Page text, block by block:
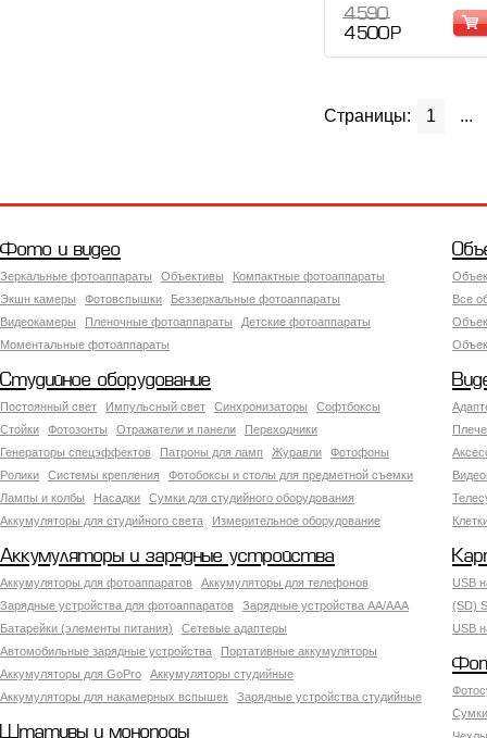
4 590
4 500 Р
Страницы: 1 ...
Фото и видео
Зеркальные фотоаппараты Объективы
Компактные фотоаппараты
Экшн камеры
Фотовспышки
Беззеркальные фотоаппараты
Видеокамеры
Пленочные фотоаппараты
Детские фотоаппараты
Моментальные фотоаппараты
Все
Студийное оборудование
Постоянный свет Импульсный свет Синхронизаторы
Софтбоксы
Стойки
Фотозонты Отражатели и панели
Переходники
Генераторы спецэффектов
Патроны для ламп Журавли
Фотофоны
Ролики
Системы крепления
Фотобоксы и столы для предметной съемки
Лампы и колбы
Насадки
Сумки для студийного оборудования
Аккумуляторы для студийного света
Измерительное оборудование
Аккумуляторы и зарядные устройства
Аккумуляторы для фотоаппаратов
Аккумуляторы для телефонов
Зарядные устройства для фотоаппаратов
Зарядные устройства AA/AAA
Батарейки (элементы питания)
Сетевые адаптеры
Автомобильные зарядные устройства
Портативные аккумуляторы
Аккумуляторы для GoPro
Аккумуляторы студийные
Аккумуляторы для накамерных вспышек
Зарядные устройства студийные
USB
(SD)
USB
Штативы и моноподы